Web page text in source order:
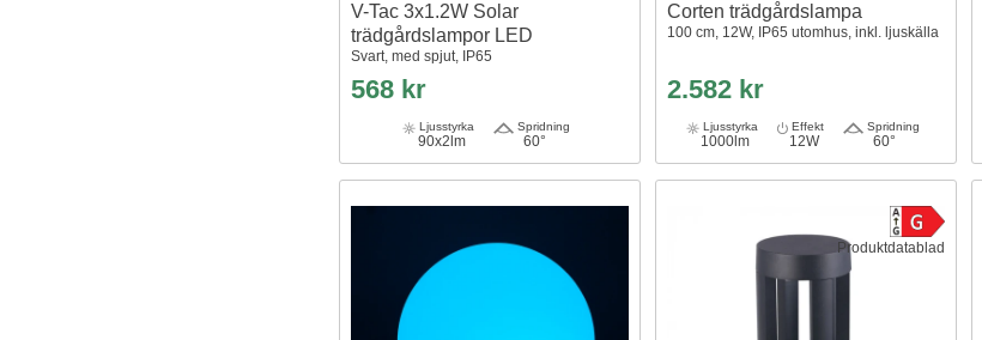
V-Tac 3x1.2W Solar
trädgårdslampor LED
Svart, med spjut, IP65
568 kr
Ljusstyrka
90x2lm
Spridning
60°
Corten trädgårdslampa
100 cm, 12W, IP65 utomhus, inkl. ljuskälla
2.582 kr
Ljusstyrka
1000lm
Effekt
12W
Spridning
60°
Produktdatablad